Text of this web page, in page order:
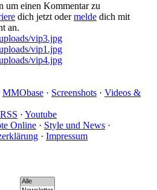
um einen Kommentar zu
dich jetzt odermelde dich mit
an.
MMObase · Screenshots · Videos &
RSS · Youtube
Online · Style und News ·
· Impressum